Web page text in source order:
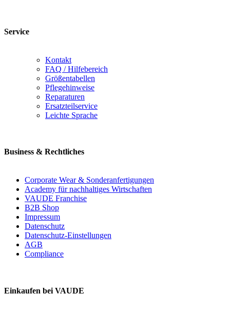
Service
Kontakt
FAQ / Hilfebereich
Größentabellen
Pflegehinweise
Reparaturen
Ersatzteilservice
Leichte Sprache
Business & Rechtliches
Corporate Wear & Sonderanfertigungen
Academy für nachhaltiges Wirtschaften
VAUDE Franchise
B2B Shop
Impressum
Datenschutz
Datenschutz-Einstellungen
AGB
Compliance
Einkaufen bei VAUDE